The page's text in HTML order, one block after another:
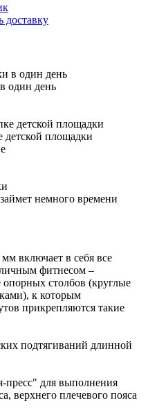
доставку
один день
детской площадки
немного времени
включает в себя все
фитнесом –
опорных столбов (круглые
к которым
прикрепляются такие
подтягиваний длинной
пресс" для выполнения
верхнего плечевого пояса